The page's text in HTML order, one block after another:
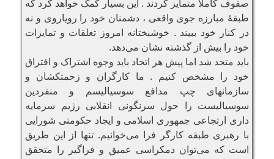
صفوف کاملا متمایز گردند . این بسیار کمک خواهد کرد که
طبقهٔ مبارزه جوی واقعی ، دشمنان خود را رویاروی و نه
در کنار خود ببیند . خوشبختانه امروز تعلقات و تمایزات
خود را بیش از گذشته نشان می‌دهد.
باید متحد شد اما پیش هر اتحاد باید وجوه اشتراک و افتراق
خود را مشخص کنیم . ما کارگران و زحمتکشان و
سازمانهای چپ مدافع سوسیالیسم و منفردین
سوسیالیست را حول سرنگونی انقلابی رژیم سرمایه
داری ارتجاعی جمهوری اسلامی و ایجاد حکومتی شورایی
با رهبری طبقه کارگر فرا می‌خوانیم. تنها از این طریق
است که می‌توان دمکراسی عمیق و فراگیر را متحقق